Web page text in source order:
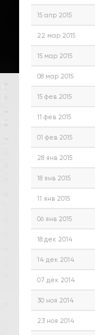
15 апр 2015
22 мар 2015
15 мар 2015
08 мар 2015
15 фев 2015
11 фев 2015
01 фев 2015
28 янв 2015
18 янв 2015
11 янв 2015
06 янв 2015
18 дек 2014
14 дек 2014
07 дек 2014
30 ноя 2014
23 ноя 2014